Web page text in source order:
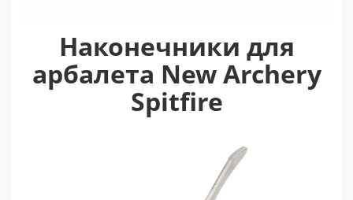
Наконечники для
арбалета New Archery
Spitfire